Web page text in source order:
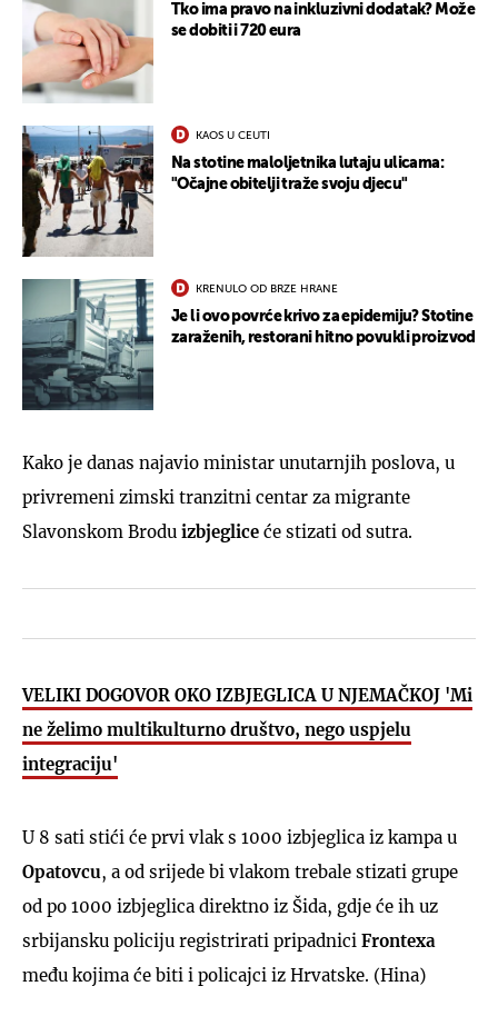
Tko ima pravo na inkluzivni dodatak? Može
se dobiti i 720 eura
KAOS U CEUTI
Na stotine maloljetnika lutaju ulicama:
"Očajne obitelji traže svoju djecu"
KRENULO OD BRZE HRANE
Je li ovo povrće krivo za epidemiju? Stotine
zaraženih, restorani hitno povukli proizvod
Kako je danas najavio ministar unutarnjih poslova, u
privremeni zimski tranzitni centar za migrante
Slavonskom Brodu izbjeglice će stizati od sutra.
VELIKI DOGOVOR OKO IZBJEGLICA U NJEMAČKOJ 'Mi
ne želimo multikulturno društvo, nego uspjelu
integraciju'
U 8 sati stići će prvi vlak s 1000 izbjeglica iz kampa u
Opatovcu, a od srijede bi vlakom trebale stizati grupe
od po 1000 izbjeglica direktno iz Šida, gdje će ih uz
srbijansku policiju registrirati pripadnici Frontexa
među kojima će biti i policajci iz Hrvatske. (Hina)